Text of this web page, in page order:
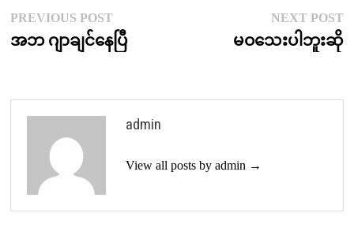
Post
navigation
PREVIOUS POSTPrevious
post:
အဘ ဂျာချင်နေပြီ
NEXT POST
မဝသေးပါဘူးဆို
admin
View all posts by admin →